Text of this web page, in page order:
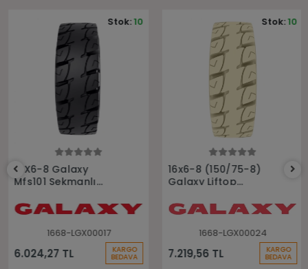
16X6-8 Galaxy
Mfs101 Sekmanlı
1668-LGX00017
6.024,27 TL KARGO
BEDAVA
Stok:10
Sepete Ekle
16x6-8 (150/75-8)
Galaxy Liftop
Dolgu Forklift Lastiği
1668-LGX00024
7.219,56 TL KARGO
BEDAVA
Stok:10